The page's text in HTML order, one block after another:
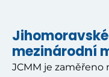
mezinárodní
JCMM je